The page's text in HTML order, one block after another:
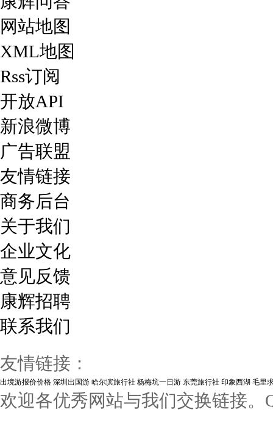
网站地图
XML地图
Rss订阅
开放API
新浪微博
广告联盟
友情链接
商务后台
关于我们
企业文化
意见反馈
康辉招聘
联系我们
友情链接：
出境游报价价格 深圳出国游 哈尔滨旅行社 杨梅坑一日游 东莞旅行社 印象西湖 毛里
欢迎各优秀网站与我们交换链接。